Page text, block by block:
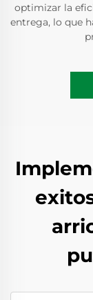
optimizar la
entrega, lo que